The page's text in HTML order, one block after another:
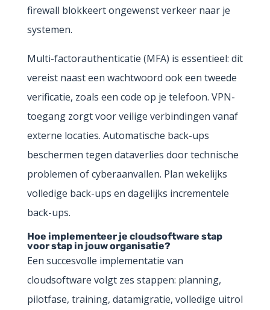
firewall blokkeert ongewenst verkeer naar je
systemen.
Multi-factorauthenticatie (MFA) is essentieel: dit
vereist naast een wachtwoord ook een tweede
verificatie, zoals een code op je telefoon. VPN-
toegang zorgt voor veilige verbindingen vanaf
externe locaties. Automatische back-ups
beschermen tegen dataverlies door technische
problemen of cyberaanvallen. Plan wekelijks
volledige back-ups en dagelijks incrementele
back-ups.
Hoe implementeer je cloudsoftware stap
voor stap in jouw organisatie?
Een succesvolle implementatie van
cloudsoftware volgt zes stappen: planning,
pilotfase, training, datamigratie, volledige uitrol